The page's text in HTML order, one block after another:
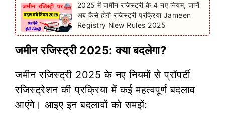
2025 में जमीन रजिस्ट्री के 4 नए नियम, जानें
अब कैसे होगी रजिस्ट्री प्रक्रिया Jameen
Registry New Rules 2025
जमीन रजिस्ट्री 2025: क्या बदलेगा?
जमीन रजिस्ट्री 2025 के नए नियमों से प्रॉपर्टी
रजिस्ट्रेशन की प्रक्रिया में कई महत्वपूर्ण बदलाव
आएंगे। आइए इन बदलावों को समझें: